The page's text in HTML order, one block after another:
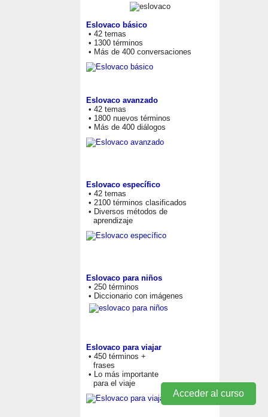
Acceder al curso
Eslovaco básico
• 42 temas
• 1300 términos
• Más de 400 conversaciones
Eslovaco avanzado
• 42 temas
• 1800 nuevos términos
• Más de 400 diálogos
Eslovaco específico
• 42 temas
• 2100 términos clasificados
• Diversos métodos de
aprendizaje
Eslovaco para niños
• 250 términos
• Diccionario con imágenes
Eslovaco para viajar
• 450 términos +
frases
• Lo más importante
para el viaje